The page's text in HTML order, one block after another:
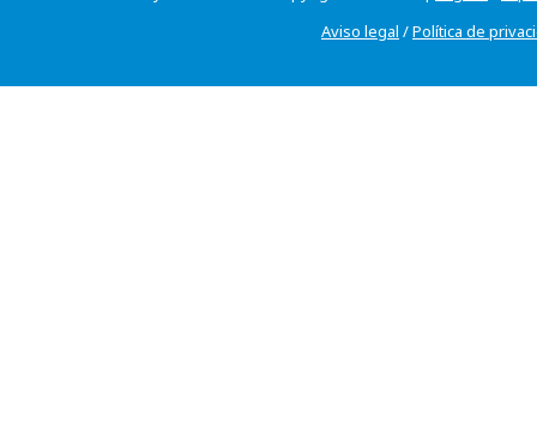
Aviso legal /Política de